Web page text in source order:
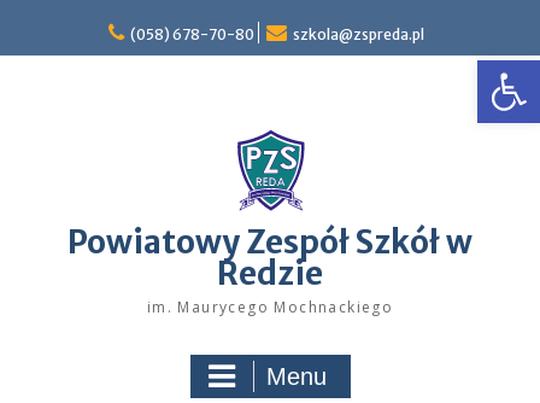
content
(058) 678-70-80 szkola@zspreda.pl
Powiatowy Zespół Szkół w
Redzie
im. Maurycego Mochnackiego
Menu